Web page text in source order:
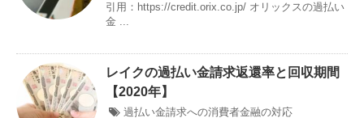
引用：https://credit.orix.co.jp/ オリックスの過払い
金 ...
レイクの過払い金請求返還率と回収期間
【2020年】
過払い金請求への消費者金融の対応